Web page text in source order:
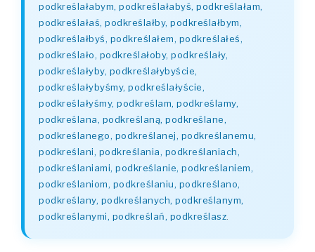
podkreślałabym, podkreślałabyś, podkreślałam,
podkreślałaś, podkreślałby, podkreślałbym,
podkreślałbyś, podkreślałem, podkreślałeś,
podkreślało, podkreślałoby, podkreślały,
podkreślałyby, podkreślałybyście,
podkreślałybyśmy, podkreślałyście,
podkreślałyśmy, podkreślam, podkreślamy,
podkreślana, podkreślaną, podkreślane,
podkreślanego, podkreślanej, podkreślanemu,
podkreślani, podkreślania, podkreślaniach,
podkreślaniami, podkreślanie, podkreślaniem,
podkreślaniom, podkreślaniu, podkreślano,
podkreślany, podkreślanych, podkreślanym,
podkreślanymi, podkreślań, podkreślasz